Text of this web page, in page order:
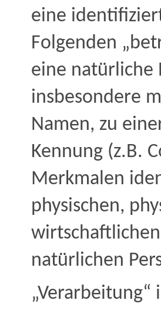
eine
Folgenden
eine natürliche
insbesondere
Namen, zu
Kennung (z.B.
Merkmalen
physischen,
natürlichen